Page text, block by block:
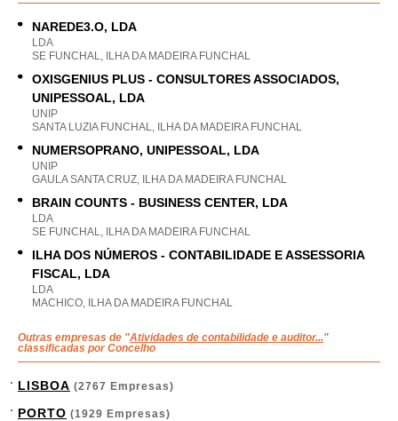
NAREDE3.O, LDA
LDA
SE FUNCHAL, ILHA DA MADEIRA FUNCHAL
OXISGENIUS PLUS - CONSULTORES ASSOCIADOS,
UNIPESSOAL, LDA
UNIP
SANTA LUZIA FUNCHAL, ILHA DA MADEIRA FUNCHAL
NUMERSOPRANO, UNIPESSOAL, LDA
UNIP
GAULA SANTA CRUZ, ILHA DA MADEIRA FUNCHAL
BRAIN COUNTS - BUSINESS CENTER, LDA
LDA
SE FUNCHAL, ILHA DA MADEIRA FUNCHAL
ILHA DOS NÚMEROS - CONTABILIDADE E ASSESSORIA
FISCAL, LDA
LDA
MACHICO, ILHA DA MADEIRA FUNCHAL
Outras empresas de "Atividades de contabilidade e auditor..."
classificadas por Concelho
LISBOA (2767 Empresas)
PORTO (1929 Empresas)